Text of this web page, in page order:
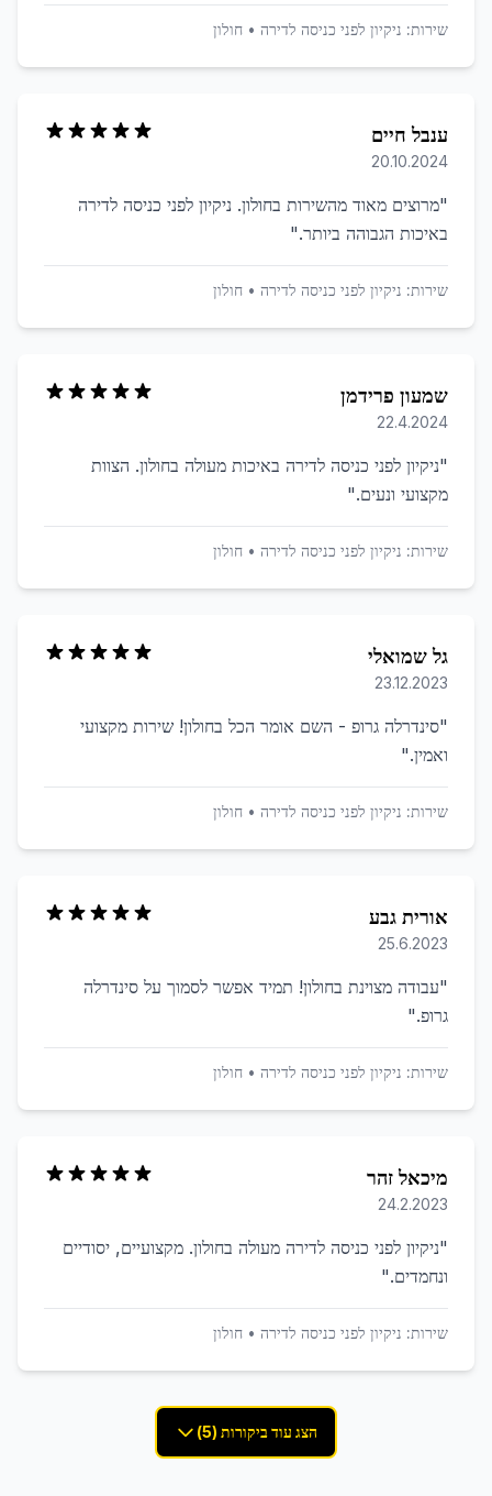
שירות: ניקיון לפני כניסה לדירה • חולון
ענבל חיים
20.10.2024
"מרוצים מאוד מהשירות בחולון. ניקיון לפני כניסה לדירה
באיכות הגבוהה ביותר."
שירות: ניקיון לפני כניסה לדירה • חולון
שמעון פרידמן
22.4.2024
"ניקיון לפני כניסה לדירה באיכות מעולה בחולון. הצוות
מקצועי ונעים."
שירות: ניקיון לפני כניסה לדירה • חולון
גל שמואלי
23.12.2023
"סינדרלה גרופ - השם אומר הכל בחולון! שירות מקצועי
ואמין."
שירות: ניקיון לפני כניסה לדירה • חולון
אורית גבע
25.6.2023
"עבודה מצוינת בחולון! תמיד אפשר לסמוך על סינדרלה
גרופ."
שירות: ניקיון לפני כניסה לדירה • חולון
מיכאל זהר
24.2.2023
"ניקיון לפני כניסה לדירה מעולה בחולון. מקצועיים, יסודיים
ונחמדים."
שירות: ניקיון לפני כניסה לדירה • חולון
הצג עוד ביקורות (5)